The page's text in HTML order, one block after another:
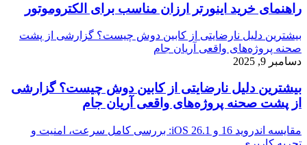
راهنمای خرید اینورتر ارزان مناسب برای الکتروموتور
بیشترین دلیل نارضایتی از کابین دوش چیست؟ گزارشی از پشت
صحنه پروژه‌های واقعی آریان جام
دسامبر 9, 2025
بیشترین دلیل نارضایتی از کابین دوش چیست؟ گزارشی
از پشت صحنه پروژه‌های واقعی آریان جام
مقایسه اندروید 16 و iOS 26.1: بررسی کامل سرعت، امنیت و